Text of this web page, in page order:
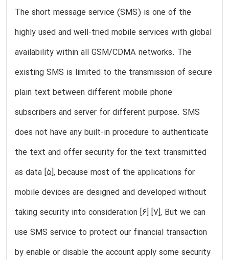
The short message service (SMS) is one of the
highly used and well-tried mobile services with global
availability within all GSM/CDMA networks. The
existing SMS is limited to the transmission of secure
plain text between different mobile phone
subscribers and server for different purpose. SMS
does not have any built-in procedure to authenticate
the text and offer security for the text transmitted
as data [5], because most of the applications for
mobile devices are designed and developed without
taking security into consideration [6] [7], But we can
use SMS service to protect our financial transaction
by enable or disable the account apply some security